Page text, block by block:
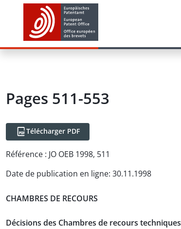
Pages 511-553
Télécharger PDF
Référence : JO OEB 1998, 511
Date de publication en ligne: 30.11.1998
CHAMBRES DE RECOURS
Décisions des Chambres de recours techniques